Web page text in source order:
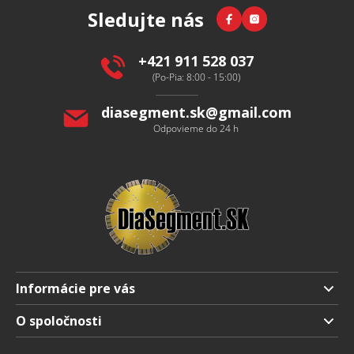
Sledujte nás Facebook
Instagram
+421 911 528 037
(Po-Pia: 8:00 - 15:00)
diasegment.sk@gmail.com
Odpovieme do 24 h
Informácie pre vás
Doprava a platba
Obchodné podmienky
O spoločnosti